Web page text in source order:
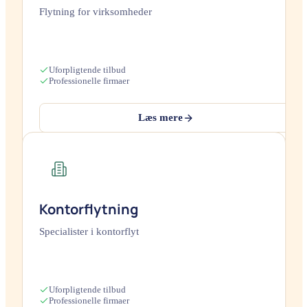
Flytning for virksomheder
Uforpligtende tilbud
Professionelle firmaer
Læs mere
Kontorflytning
Specialister i kontorflyt
Uforpligtende tilbud
Professionelle firmaer